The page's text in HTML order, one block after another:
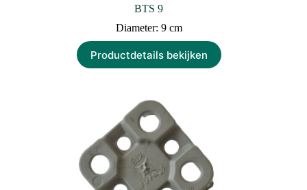
BTS 9
Diameter: 9 cm
Productdetails bekijken